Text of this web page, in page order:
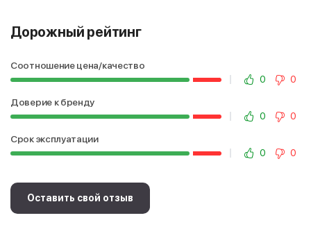
Дорожный рейтинг
Соотношение цена/качество
0
0
Доверие к бренду
0
0
Срок эксплуатации
0
0
Оставить свой отзыв